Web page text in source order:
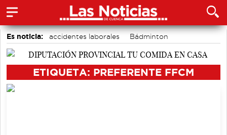
Es noticia: accidentes laborales
Bádminton
Área de Deportes
Auditorio de Cuenca
ETIQUETA: PREFERENTE FFCM